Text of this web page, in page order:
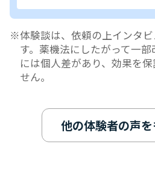
体験談は、依頼の上インタ
す。薬機法にしたがって一
には個人差があり、効果を
せん。
他の体験者の声